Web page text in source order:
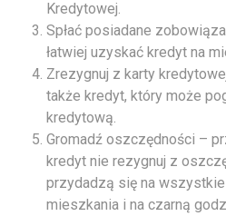
Kredytowej.
Spłać posiadane
łatwiej uzyskać kredyt na
Zrezygnuj z karty
także kredyt, który może
kredytową.
Gromadź oszczędności –
kredyt nie rezygnuj z
przydadzą się na wszystkie
mieszkania i na czarną